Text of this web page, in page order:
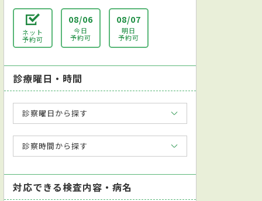
ネット
予約可
08/06
今日
予約可
08/07
明日
予約可
診療曜日・時間
診察曜日から探す
診察時間から探す
対応できる検査内容・病名